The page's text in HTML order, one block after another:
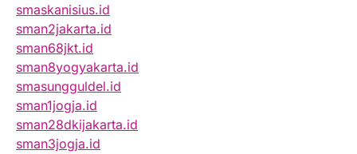
smaskanisius.id
sman2jakarta.id
sman68jkt.id
sman8yogyakarta.id
smasungguldel.id
sman1jogja.id
sman28dkijakarta.id
sman3jogja.id